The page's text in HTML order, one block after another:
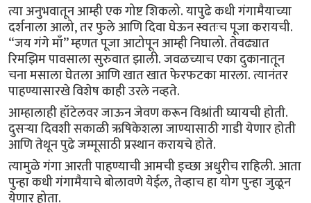
त्या अनुभवातून आम्ही एक गोष्ट शिकलो. यापुढे कधी गंगामैयाच्या
दर्शनाला आलो, तर फुले आणि दिवा घेऊन स्वतःच पूजा करायची.
“जय गंगे माँ” म्हणत पूजा आटोपून आम्ही निघालो. तेवढ्यात
रिमझिम पावसाला सुरुवात झाली. जवळच्याच एका दुकानातून
चना मसाला घेतला आणि खात खात फेरफटका मारला. त्यानंतर
पाहण्यासारखे विशेष काही उरले नव्हते.
आम्हालाही हॉटेलवर जाऊन जेवण करून विश्रांती घ्यायची होती.
दुसऱ्या दिवशी सकाळी ऋषिकेशला जाण्यासाठी गाडी येणार होती
आणि तेथून पुढे जम्मूसाठी प्रस्थान करायचे होते.
त्यामुळे गंगा आरती पाहण्याची आमची इच्छा अधुरीच राहिली. आता
पुन्हा कधी गंगामैयाचे बोलावणे येईल, तेव्हाच हा योग पुन्हा जुळून
येणार होता.